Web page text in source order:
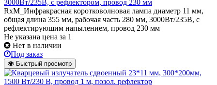
3000Вт/235В, с рефлектором, провод 230 мм
RxM_Инфракрасная коротковолновая лампа диаметр 11 мм,
общая длина 355 мм, рабочая часть 280 мм, 3000Вт/235В, с
рефлектирующим напылением, провод 230 мм
Не указана цена за 1
Нет в наличии
Под заказ
Быстрый просмотр